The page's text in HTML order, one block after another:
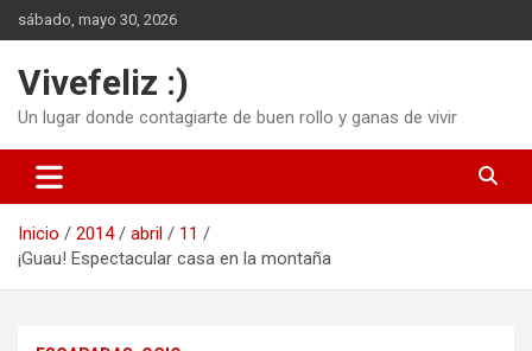
Saltar
al
sábado, mayo 30, 2026
Vivefeliz :)
Un lugar donde contagiarte de buen rollo y ganas de vivir
Inicio 2014 abril
11
¡Guau! Espectacular casa en la montaña